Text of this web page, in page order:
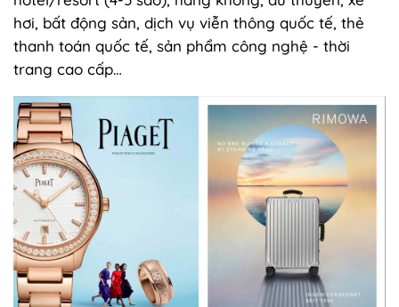
hơi, bất động sản, dịch vụ viễn thông quốc tế, thẻ
thanh toán quốc tế, sản phẩm công nghệ - thời
trang cao cấp…